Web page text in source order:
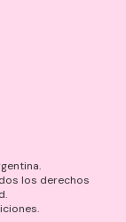
los derechos